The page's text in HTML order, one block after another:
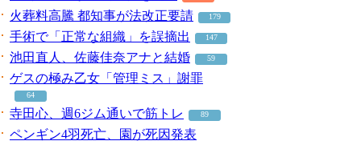
火葬料高騰 都知事が法改正要請
179
手術で「正常な組織」を誤摘出 147
池田直人、佐藤佳奈アナと結婚 59
ゲスの極み乙女「管理ミス」謝罪
64
寺田心、週6ジム通いで筋トレ 89
ペンギン4羽死亡、園が死因発表